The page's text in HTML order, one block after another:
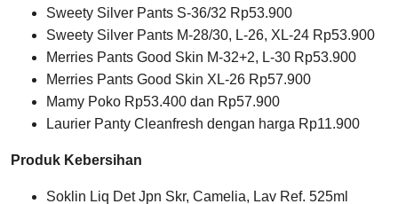
Sweety Silver Pants S-36/32 Rp53.900
Sweety Silver Pants M-28/30, L-26, XL-24 Rp53.900
Merries Pants Good Skin M-32+2, L-30 Rp53.900
Merries Pants Good Skin XL-26 Rp57.900
Mamy Poko Rp53.400 dan Rp57.900
Laurier Panty Cleanfresh dengan harga Rp11.900
Produk Kebersihan
Soklin Liq Det Jpn Skr, Camelia, Lav Ref. 525ml